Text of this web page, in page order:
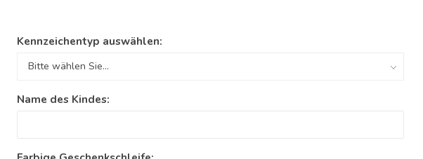
Kennzeichentyp auswählen:
Name des Kindes: